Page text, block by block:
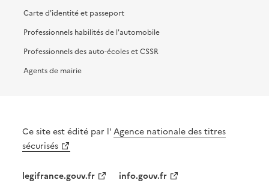
Carte d'identité et passeport
Professionnels habilités de l'automobile
Professionnels des auto-écoles et CSSR
Agents de mairie
Ce site est édité par l'Agence nationale des titres
sécurisés
legifrance.gouv.fr
info.gouv.fr